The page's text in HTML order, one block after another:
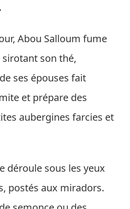
Abou Salloum fume
son thé,
ses épouses fait
et prépare des
aubergines farcies et
déroule sous les yeux
postés aux miradors.